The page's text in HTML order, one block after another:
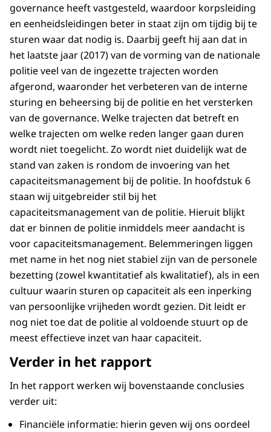
governance heeft vastgesteld, waardoor korpsleiding
en eenheidsleidingen beter in staat zijn om tijdig bij te
sturen waar dat nodig is. Daarbij geeft hij aan dat in
het laatste jaar (2017) van de vorming van de nationale
politie veel van de ingezette trajecten worden
afgerond, waaronder het verbeteren van de interne
sturing en beheersing bij de politie en het versterken
van de governance. Welke trajecten dat betreft en
welke trajecten om welke reden langer gaan duren
wordt niet toegelicht. Zo wordt niet duidelijk wat de
stand van zaken is rondom de invoering van het
capaciteitsmanagement bij de politie. In hoofdstuk 6
staan wij uitgebreider stil bij het
capaciteitsmanagement van de politie. Hieruit blijkt
dat er binnen de politie inmiddels meer aandacht is
voor capaciteitsmanagement. Belemmeringen liggen
met name in het nog niet stabiel zijn van de personele
bezetting (zowel kwantitatief als kwalitatief), als in een
cultuur waarin sturen op capaciteit als een inperking
van persoonlijke vrijheden wordt gezien. Dit leidt er
nog niet toe dat de politie al voldoende stuurt op de
meest effectieve inzet van haar capaciteit.
Verder in het rapport
In het rapport werken wij bovenstaande conclusies
verder uit:
Financiële informatie: hierin geven wij ons oordeel